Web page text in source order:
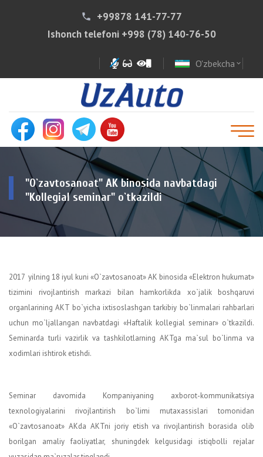
phone
+99878 141-77-77
Ishonch telefoni +998 (78) 140-76-50
O'zbekcha expand_more
"O`zavtosanoat" AK binosida navbatdagi
"Kollegial seminar" o`tkazildi
2017 yilning 18 iyul kuni «O`zavtosanoat» AK binosida «Elektron hukumat»
tizimini rivojlantirish markazi bilan hamkorlikda xo`jalik boshqaruvi
organlarining AKT bo`yicha ixtisoslashgan tarkibiy bo`linmalari rahbarlari
uchun mo`ljallangan navbatdagi «Haftalik kollegial seminar» o`tkazildi.
Seminarda turli vazirlik va tashkilotlarning AKTga ma`sul bo`linma va
xodimlari ishtirok etishdi.
Seminar davomida Kompaniyaning axborot-kommunikatsiya
texnologiyalarini rivojlantirish bo`limi mutaxassislari tomonidan
«O`zavtosanoat» AKda AKTni joriy etish va rivojlantirish borasida olib
borilgan amaliy faoliyatlar, shuningdek kelgusidagi istiqbolli rejalar